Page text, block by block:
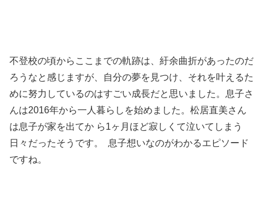
不登校の頃からここまでの軌跡は、紆余曲折があったのだ
ろうなと感じますが、自分の夢を見つけ、それを叶えるた
めに努力しているのはすごい成長だと思いました。息子さ
んは2016年から一人暮らしを始めました。松居直美さん
は息子が家を出てか ら1ヶ月ほど寂しくて泣いてしまう
日々だったそうです。 息子想いなのがわかるエピソード
ですね。